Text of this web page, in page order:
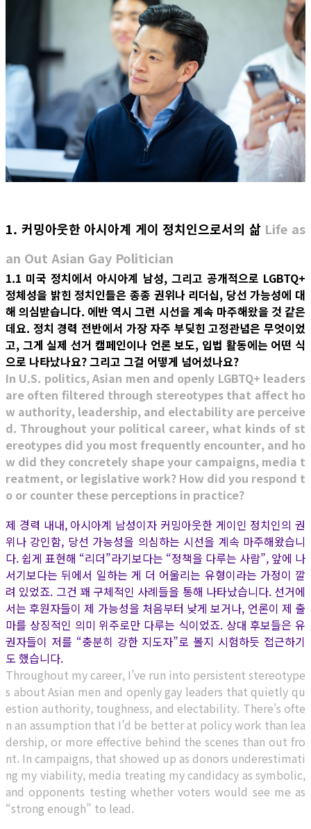
1. 커밍아웃한 아시아계 게이 정치인으로서의 삶 Life as
an Out Asian Gay Politician
1.1 미국 정치에서 아시아계 남성, 그리고 공개적으로 LGBTQ+
정체성을 밝힌 정치인들은 종종 권위나 리더십, 당선 가능성에 대
해 의심받습니다. 에반 역시 그런 시선을 계속 마주해왔을 것 같은
데요. 정치 경력 전반에서 가장 자주 부딪힌 고정관념은 무엇이었
고, 그게 실제 선거 캠페인이나 언론 보도, 입법 활동에는 어떤 식
으로 나타났나요? 그리고 그걸 어떻게 넘어섰나요?
In U.S. politics, Asian men and openly LGBTQ+ leaders
are often filtered through stereotypes that affect ho
w authority, leadership, and electability are perceive
d. Throughout your political career, what kinds of st
ereotypes did you most frequently encounter, and ho
w did they concretely shape your campaigns, media t
reatment, or legislative work? How did you respond t
o or counter these perceptions in practice?
제 경력 내내, 아시아계 남성이자 커밍아웃한 게이인 정치인의 권
위나 강인함, 당선 가능성을 의심하는 시선을 계속 마주해왔습니
다. 쉽게 표현해 “리더”라기보다는 “정책을 다루는 사람”, 앞에 나
서기보다는 뒤에서 일하는 게 더 어울리는 유형이라는 가정이 깔
려 있었죠. 그건 꽤 구체적인 사례들을 통해 나타났습니다. 선거에
서는 후원자들이 제 가능성을 처음부터 낮게 보거나, 언론이 제 출
마를 상징적인 의미 위주로만 다루는 식이었죠. 상대 후보들은 유
권자들이 저를 “충분히 강한 지도자”로 볼지 시험하듯 접근하기
도 했습니다.
Throughout my career, I’ve run into persistent stereotype
s about Asian men and openly gay leaders that quietly qu
estion authority, toughness, and electability. There’s ofte
n an assumption that I’d be better at policy work than lea
dership, or more effective behind the scenes than out fro
nt. In campaigns, that showed up as donors underestimati
ng my viability, media treating my candidacy as symbolic,
and opponents testing whether voters would see me as
“strong enough” to lead.